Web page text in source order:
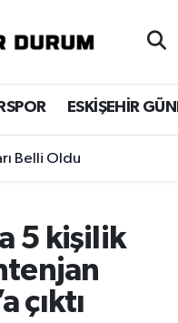
ESKİŞEHİR
Belli Oldu
5 kişilik
çıktı
Fikstür